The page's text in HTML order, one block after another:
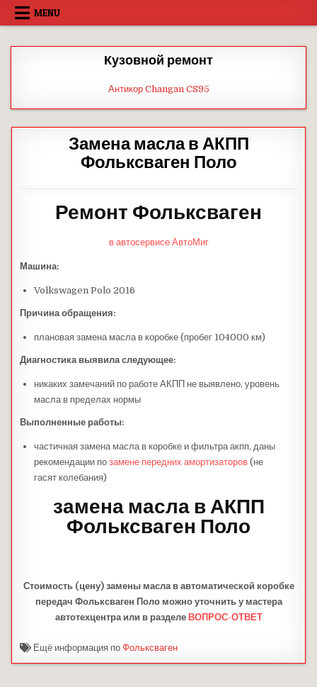
Skip
MENU
Кузовной ремонт
Антикор Changan CS95
Замена масла в АКПП
Фольксваген Поло
Ремонт Фольксваген
в автосервисе АвтоМиг
Машина:
Volkswagen Polo 2016
Причина обращения:
плановая замена масла в коробке (пробег 104000 км)
Диагностика выявила следующее:
никаких замечаний по работе АКПП не выявлено, уровень
масла в пределах нормы
Выполненные работы:
частичная замена масла в коробке и фильтра акпп, даны
рекомендации позамене передних амортизаторов (не
гасят колебания)
замена масла в АКПП
Фольксваген Поло
Стоимость (цену) замены масла в автоматической коробке
передач Фольксваген Поло можно уточнить у мастера
автотехцентра или в разделе ВОПРОС-ОТВЕТ
Ещё информация поФольксваген